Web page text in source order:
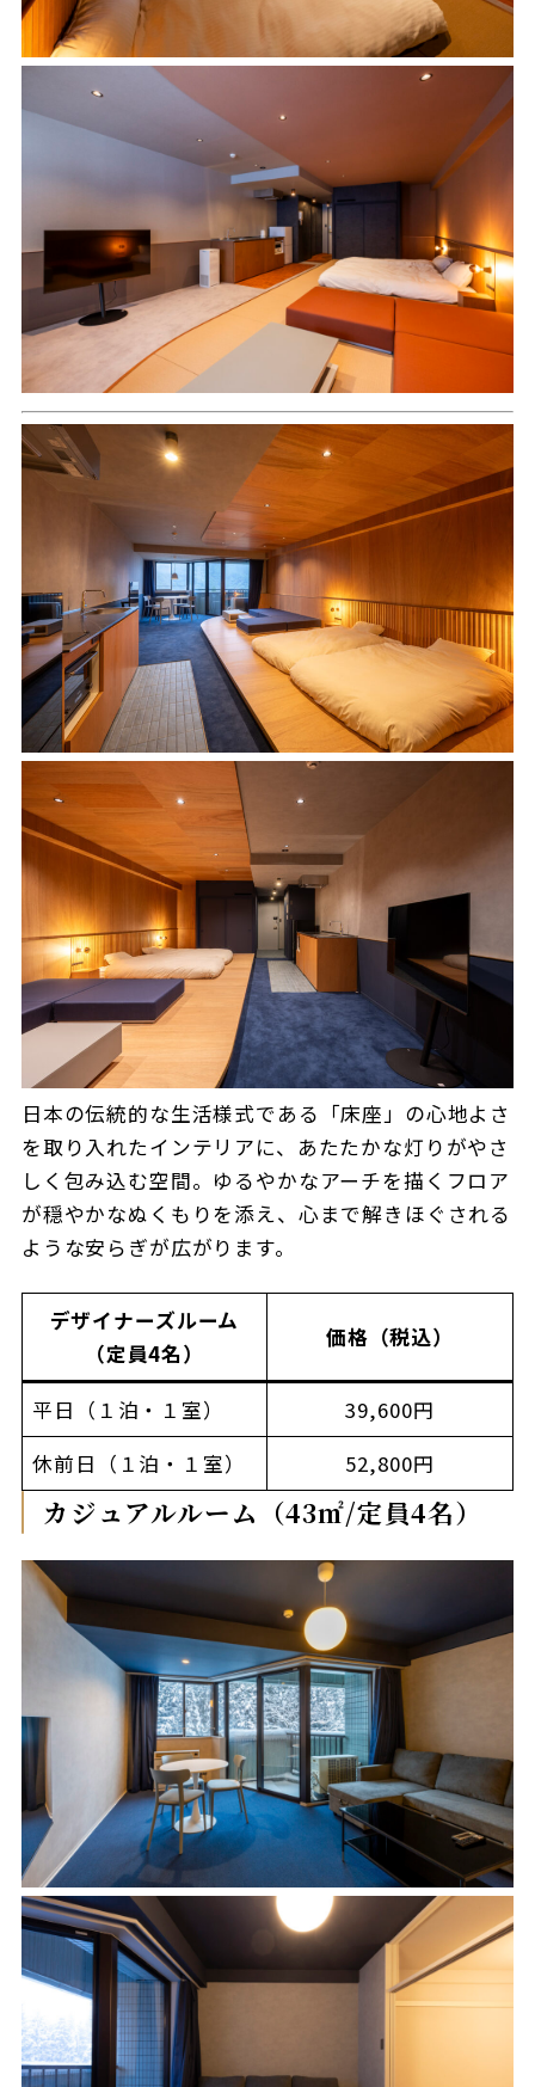
日本の伝統的な生活様式である「床座」の心地よさ
を取り入れたインテリアに、あたたかな灯りがやさ
しく包み込む空間。ゆるやかなアーチを描くフロア
が穏やかなぬくもりを添え、心まで解きほぐされる
ような安らぎが広がります。
デザイナーズルーム
（定員4名）
価格（税込）
平日（１泊・１室）
39,600円
休前日（１泊・１室）
52,800円
カジュアルルーム（43㎡/定員4名）